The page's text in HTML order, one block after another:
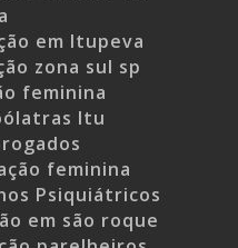
em Itupeva
zona sul sp
feminina
Itu
feminina
Psiquiátricos
em são roque